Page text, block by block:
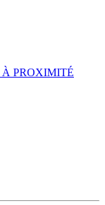
PROXIMITÉ